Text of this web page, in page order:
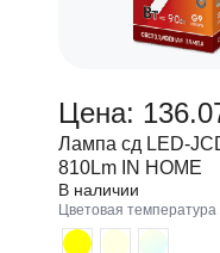
Цена:
Лампа сд LED-
810Lm IN HOME
В наличии
Цветовая температура